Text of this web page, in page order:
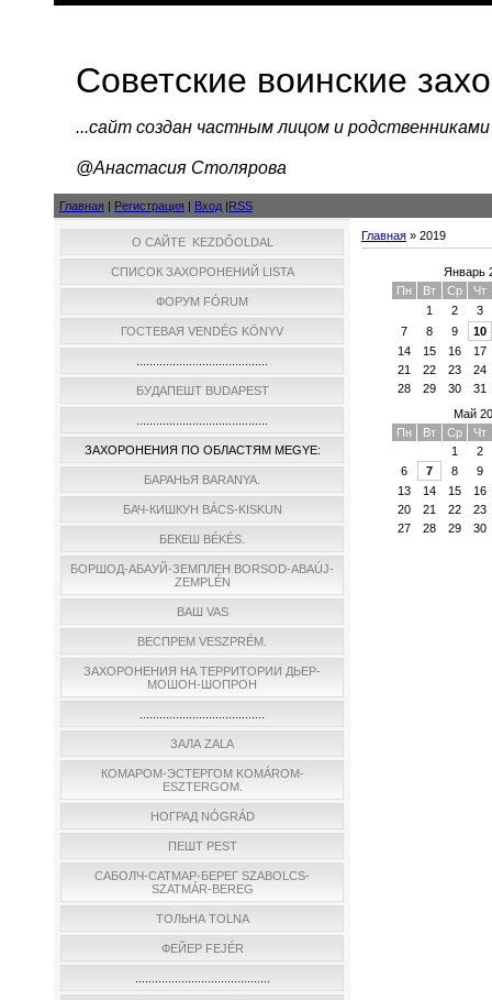
Советские воинские
...cайт создан частным лицом и
@Анастасия Столярова
Главная | Регистрация | Вход |RSS
О САЙТЕ KEZDŐOLDAL
СПИСОК ЗАХОРОНЕНИЙ LISTA
ФОРУМ FÓRUM
ГОСТЕВАЯ VENDÉG KÖNYV
БУДАПЕШТ BUDAPEST
ЗАХОРОНЕНИЯ ПО ОБЛАСТЯМ MEGYE:
БАРАНЬЯ BARANYA.
БАЧ-КИШКУН BÁCS-KISKUN
БЕКЕШ BÉKÉS.
БОРШОД-АБАУЙ-ЗЕМПЛЕН BORSOD-ABAÚJ-
ZEMPLÉN
ВАШ VAS
ВЕСПРЕМ VESZPRÉM.
ЗАХОРОНЕНИЯ НА ТЕРРИТОРИИ ДЬЕР-
МОШОН-ШОПРОН
ЗАЛА ZALA
КОМАРОМ-ЭСТЕРГОМ KOMÁROM-
ESZTERGOM.
НОГРАД NÓGRÁD
ПЕШТ PEST
САБОЛЧ-САТМАР-БЕРЕГ SZABOLCS-
SZATMÁR-BEREG
ТОЛЬНА TOLNA
ФЕЙЕР FEJÉR
Главная » 2019
Январь
Пн
Вт Ср
Чт
1
2
3
7
8 9
10
14
15 16
17
21
22 23
24
28
29 30
31
Май
Пн
Вт Ср
Чт
1
2
6
7 8
9
13
14 15
16
20
21 22
23
27
28 29 30